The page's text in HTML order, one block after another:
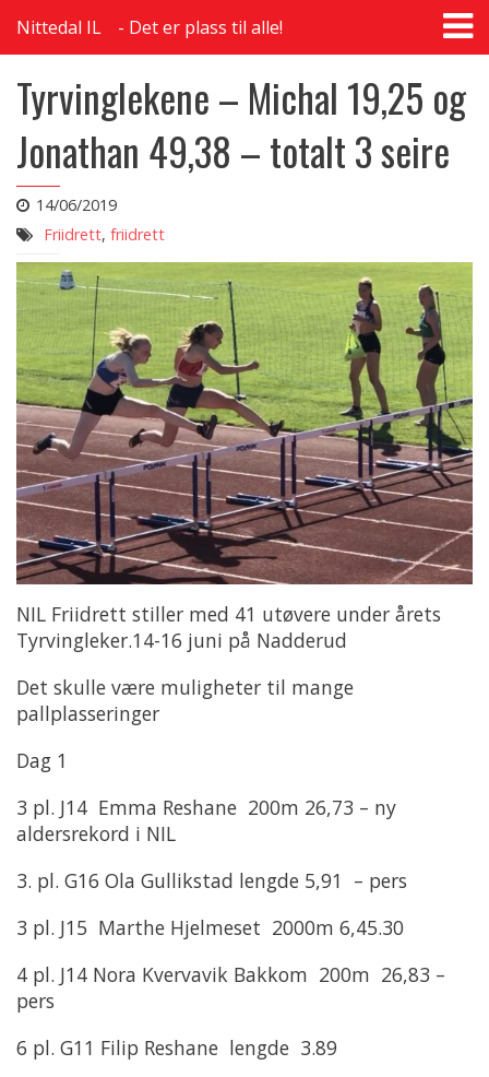
Nittedal IL Det er plass til alle!
Tyrvinglekene – Michal 19,25 og
Jonathan 49,38 – totalt 3 seire
14/06/2019
Friidrett, friidrett
NIL Friidrett stiller med 41 utøvere under årets
Tyrvingleker.14-16 juni på Nadderud
Det skulle være muligheter til mange
pallplasseringer
Dag 1
3 pl. J14 Emma Reshane 200m 26,73 – ny
aldersrekord i NIL
3. pl. G16 Ola Gullikstad lengde 5,91 – pers
3 pl. J15 Marthe Hjelmeset 2000m 6,45.30
4 pl. J14 Nora Kvervavik Bakkom 200m 26,83 –
pers
6 pl. G11 Filip Reshane lengde 3.89